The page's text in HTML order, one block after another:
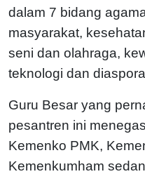
dalam 7 bidang
masyarakat,
seni dan olahraga,
teknologi dan
Guru Besar yang
pesantren ini
Kemenko PMK,
Kemenkumham